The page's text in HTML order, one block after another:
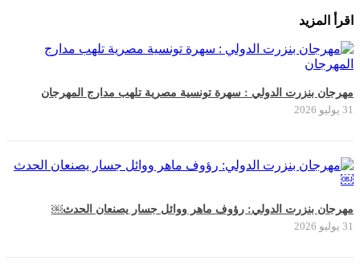
اقرأ المزيد
مهرجان بنزرت الدولي : سهرة تونسية مصرية تلهب مدارج المهرجان
31 يوليو 2026
مهرجان بنزرت الدولي: رؤوف ماهر ووائل جسار يصنعان الحدث￼
31 يوليو 2026